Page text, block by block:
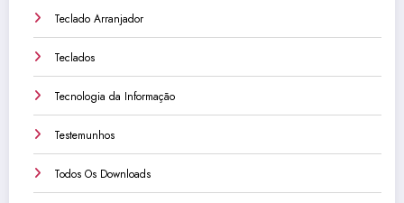
Teclado Arranjador
Teclados
Tecnologia da Informação
Testemunhos
Todos Os Downloads